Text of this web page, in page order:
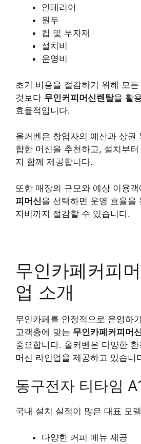
인테리어
원두
컵 및 부자재
설치비
운영비
초기 비용을 절감하기 위해 모
것보다 무인커피머신렌탈을 활
효율적입니다.
올커벤은 창업자의 예산과 상권
합한 머신을 추천하고, 설치부
지 함께 제공합니다.
또한 매장의 규모와 예상 이용객
피머신을 선택하면 운영 효율을
지비까지 절감할 수 있습니다.
무인카페커피
업 소개
무인카페를 안정적으로 운영하
고객층에 맞는 무인카페커피머신
중요합니다. 올커벤은 다양한
머신 라인업을 제공하고 있습니
동구전자 티타임
국내 설치 실적이 많은 대표 모
다양한 커피 메뉴 제공